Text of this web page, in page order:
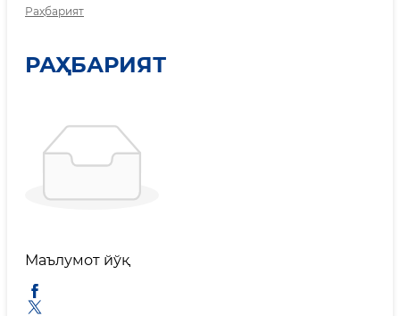
Раҳбарият
РАҲБАРИЯТ
Маълумот йўқ